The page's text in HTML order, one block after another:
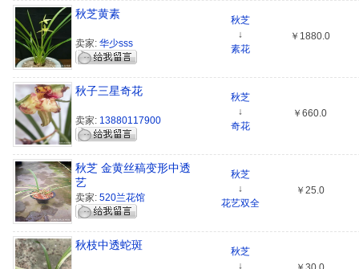
秋芝黄素
卖家: 华少sss
秋芝
↓
素花
￥1880.0
秋子三星奇花
卖家: 13880117900
秋芝
↓
奇花
￥660.0
秋芝 金黄丝稿变形中透
艺
卖家: 520兰花馆
秋芝
↓
花艺双全
￥25.0
秋枝中透蛇斑
秋芝
↓